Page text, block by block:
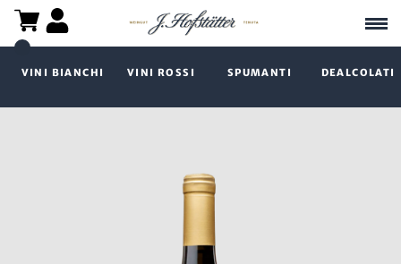
VINI BIANCHI VINI ROSSI SPUMANTI DEALCOLATI